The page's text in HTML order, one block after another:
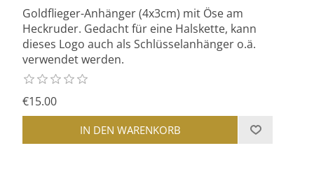
Goldflieger-Anhänger (4x3cm) mit Öse am
Heckruder. Gedacht für eine Halskette, kann
dieses Logo auch als Schlüsselanhänger o.ä.
verwendet werden.
€15.00